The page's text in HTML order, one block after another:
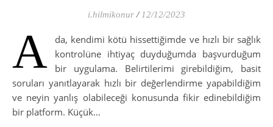
i.hilmikonur / 12/12/2023
A
da, kendimi kötü hissettiğimde ve hızlı bir sağlık
kontrolüne ihtiyaç duyduğumda başvurduğum
bir uygulama. Belirtilerimi girebildiğim, basit
soruları yanıtlayarak hızlı bir değerlendirme yapabildiğim
ve neyin yanlış olabileceği konusunda fikir edinebildiğim
bir platform. Küçük…